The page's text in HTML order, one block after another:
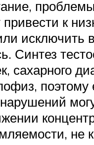
к
исключить
Синтез
сахарного
не